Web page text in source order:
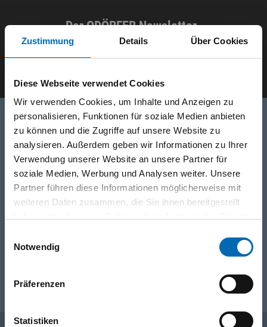
Zustimmung Details Über Cookies
Diese Webseite verwendet Cookies
Wir verwenden Cookies, um Inhalte und Anzeigen zu
personalisieren, Funktionen für soziale Medien anbieten
zu können und die Zugriffe auf unsere Website zu
analysieren. Außerdem geben wir Informationen zu Ihrer
Verwendung unserer Website an unsere Partner für
soziale Medien, Werbung und Analysen weiter. Unsere
Partner führen diese Informationen möglicherweise mit
weiteren Daten zusammen, die Sie ihnen bereitgestellt
Notwendig
Präferenzen
Statistiken
Der ODÖRFER Newsletter
E-Mail eingeben
Telefon
0316/2771-0 (Mo - Do: 07:30 - 17:00 Uhr Fr: 07:30 - 13:00 Uhr)
WhatsApp